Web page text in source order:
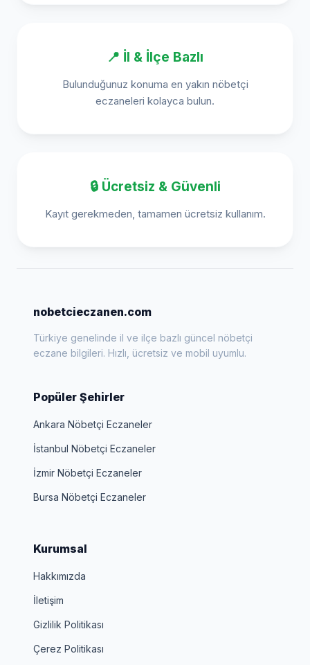
📍 İl & İlçe Bazlı
Bulunduğunuz konuma en yakın nöbetçi
eczaneleri kolayca bulun.
🔒 Ücretsiz & Güvenli
Kayıt gerekmeden, tamamen ücretsiz kullanım.
nobetcieczanen.com
Türkiye genelinde il ve ilçe bazlı güncel nöbetçi
eczane bilgileri. Hızlı, ücretsiz ve mobil uyumlu.
Popüler Şehirler
Ankara Nöbetçi Eczaneler
İstanbul Nöbetçi Eczaneler
İzmir Nöbetçi Eczaneler
Bursa Nöbetçi Eczaneler
Kurumsal
Hakkımızda
İletişim
Gizlilik Politikası
Çerez Politikası